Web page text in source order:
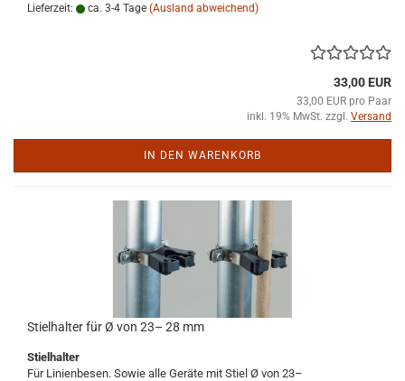
Lieferzeit: ca. 3-4 Tage (Ausland abweichend)
33,00 EUR
33,00 EUR pro Paar
inkl. 19% MwSt. zzgl. Versand
IN DEN WARENKORB
Stielhalter für Ø von 23– 28 mm
Stielhalter
Für Linienbesen. Sowie alle Geräte mit Stiel Ø von 23–